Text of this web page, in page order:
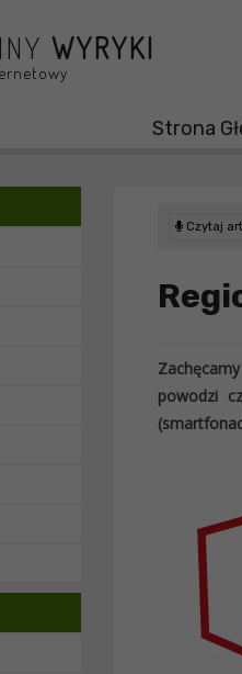
WYRYKI
Strona
Czytaj
powodzi